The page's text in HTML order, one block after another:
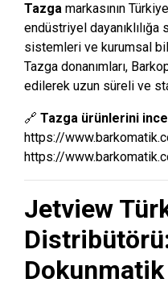
Tazga markasının
endüstriyel
sistemleri ve kurumsal
Tazga donanımları,
edilerek uzun süreli ve
🔗 Tazga ürünlerini
https://
https://
Jetview